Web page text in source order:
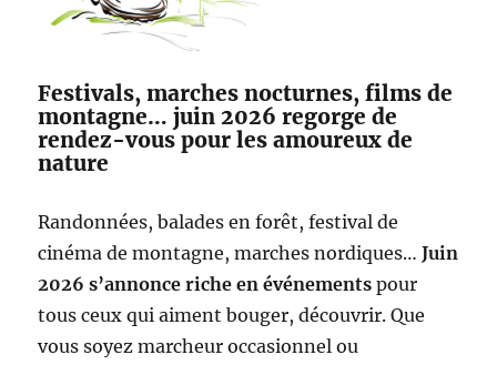
Festivals, marches nocturnes, films de
montagne… juin 2026 regorge de
rendez-vous pour les amoureux de
nature
Randonnées, balades en forêt, festival de
cinéma de montagne, marches nordiques…Juin
2026 s’annonce riche en événements pour
tous ceux qui aiment bouger, découvrir. Que
vous soyez marcheur occasionnel ou